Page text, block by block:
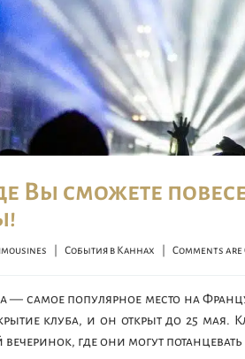
Вы сможете
События в Каннах Comments are
— самое популярное место на
клуба, и он открыт до 25 мая.
вечеринок, где они могут